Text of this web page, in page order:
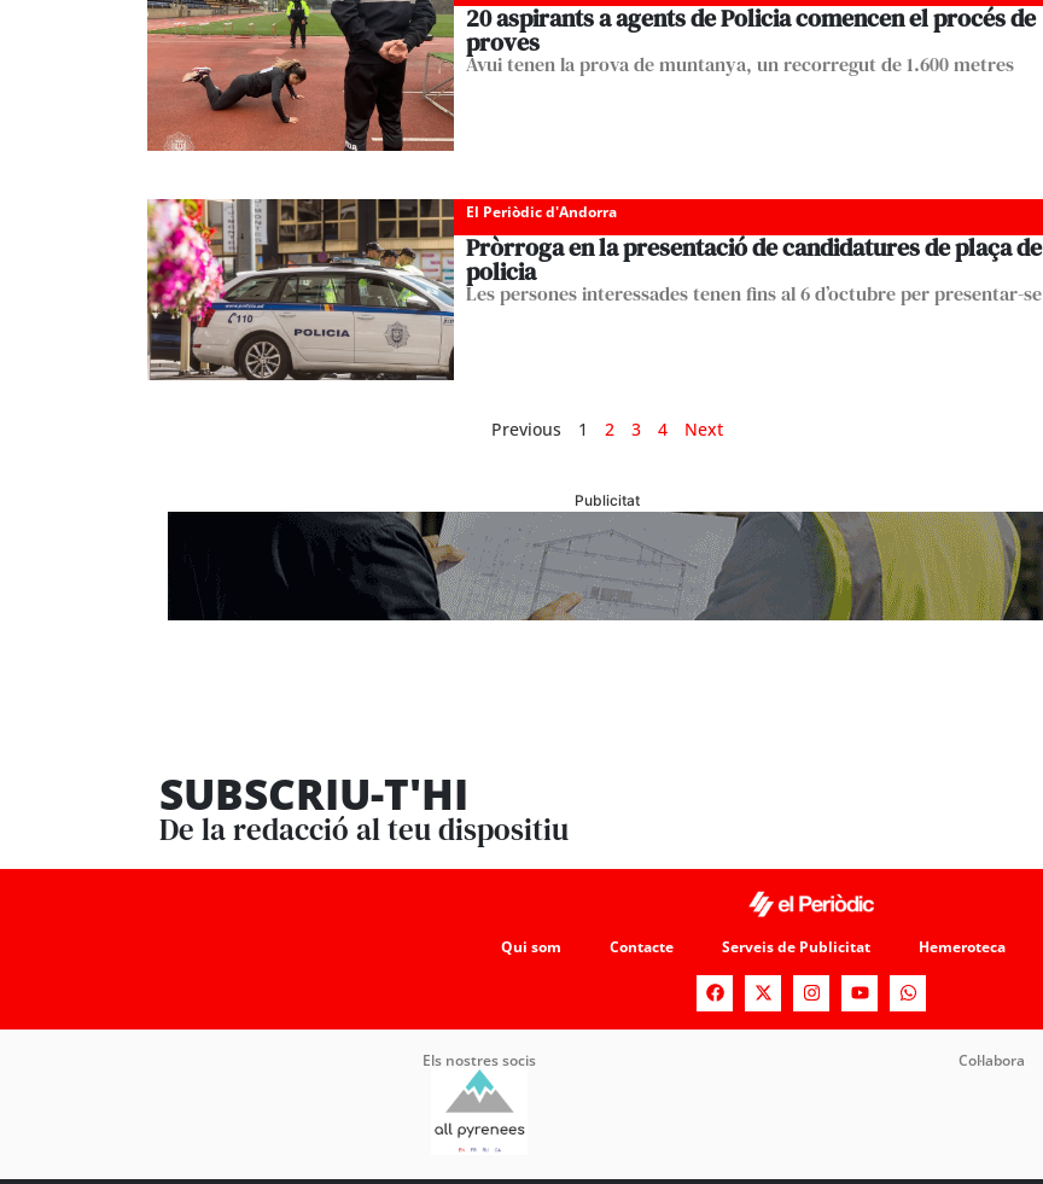
20 aspirants a agents de Policia comencen el procés de
proves
Avui tenen la prova de muntanya, un recorregut de 1.600 metres
El Periòdic d'Andorra
Pròrroga en la presentació de candidatures de plaça de
policia
Les persones interessades tenen fins al 6 d’octubre per presentar-se
Previous 1 2 3 4 Next
Publicitat
SUBSCRIU-T'HI
De la redacció al teu dispositiu
Qui som Contacte Serveis de Publicitat Hemeroteca
Els nostres socis Col·labora